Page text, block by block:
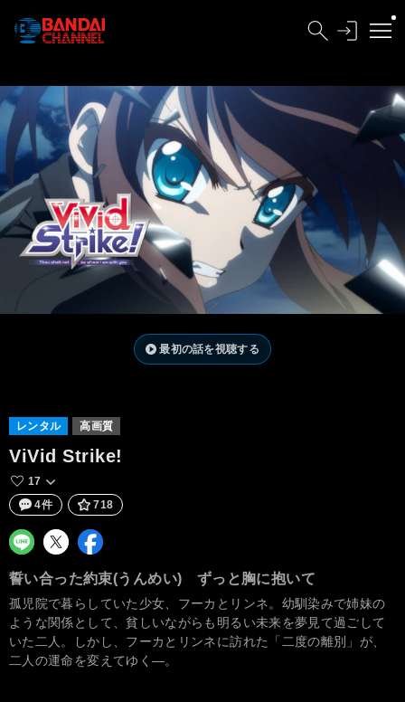
最初の話を視聴する
レンタル 高画質
ViVid Strike!
17
4件
718
誓い合った約束(うんめい) ずっと胸に抱いて
孤児院で暮らしていた少女、フーカとリンネ。幼馴染みで姉妹の
ような関係として、貧しいながらも明るい未来を夢見て過ごして
いた二人。しかし、フーカとリンネに訪れた「二度の離別」が、
二人の運命を変えてゆく―。